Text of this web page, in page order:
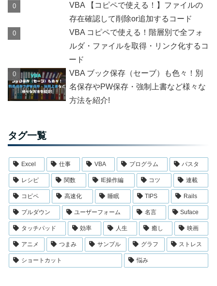
VBA 【コピペで使える！】ファイルの
存在確認して削除or追加するコード
VBA コピペで使える！階層別で全フォ
ルダ・ファイルを取得・リンク化するコ
ード
VBA ブック保存（セーブ）も色々！別
名保存やPW保存・強制上書など様々な
方法を紹介!
タグ一覧
Excel 仕事 VBA プログラム パスタ
レシピ 関数 IE操作編 コツ 連載
コピペ 高速化 睡眠 TIPS Rails
プルダウン ユーザーフォーム 名言 Suface
タッチパッド 効率 人生 癒し 映画
アニメ つまみ サンプル グラフ ストレス
ショートカット 悩み